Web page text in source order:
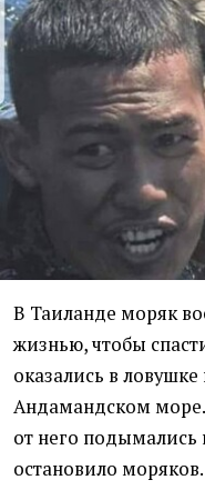
В Таиланде моряк
жизнью, чтобы
оказались в
Андамандском
от него подымались
остановило моряков.